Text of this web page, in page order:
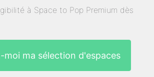
à Space to Pop Premium dès
moi ma sélection d'espaces